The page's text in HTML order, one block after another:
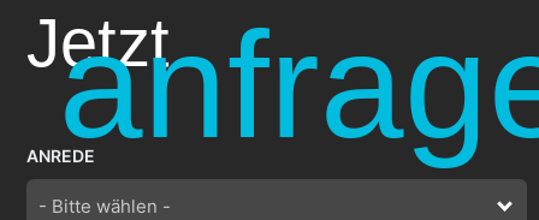
Jetzt
ANREDE
- Bitte wählen -